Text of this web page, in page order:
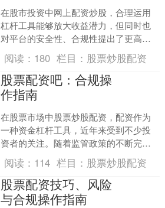
在股市投资中网上配资炒股，合理运用
杠杆工具能够放大收益潜力，但同时也
对平台的安全性、合规性提出了更高要
求。作为一家专注于为投资者提供杠杆
炒股服务的平台，**金股....
阅读： 180 栏目： 股票炒股配资
股票配资吧：合规操
作指南
在股票市场中股票炒股配资，配资作为
一种资金杠杆工具，近年来受到不少投
资者的关注。随着监管政策的不断完
善，合规操作已成为配资行业的底线要
求。本文将为投资者梳理股票....
阅读： 114 栏目： 股票炒股配资
股票配资技巧、风险
与合规操作指南